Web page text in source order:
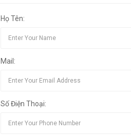
Họ Tên:
Mail:
Số Điện Thoại: